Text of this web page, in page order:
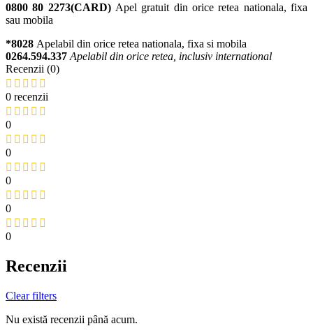
0800 80 2273(CARD)Apel gratuit din orice retea nationala, fixa
sau mobila
*8028 Apelabil din orice retea nationala, fixa si mobila
0264.594.337 Apelabil din orice retea, inclusiv international
Recenzii (0)
0 recenzii
0
0
0
0
0
Recenzii
Clear filters
Nu există recenzii până acum.